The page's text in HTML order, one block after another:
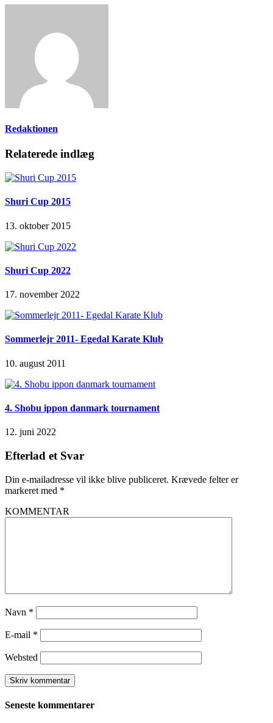
Redaktionen
Relaterede indlæg
Shuri Cup 2015
13. oktober 2015
Shuri Cup 2022
17. november 2022
Sommerlejr 2011- Egedal Karate Klub
10. august 2011
4. Shobu ippon danmark tournament
12. juni 2022
Efterlad et Svar
Din e-mailadresse vil ikke blive publiceret. Krævede felter er
markeret med *
KOMMENTAR
Navn *
E-mail *
Websted
Seneste kommentarer